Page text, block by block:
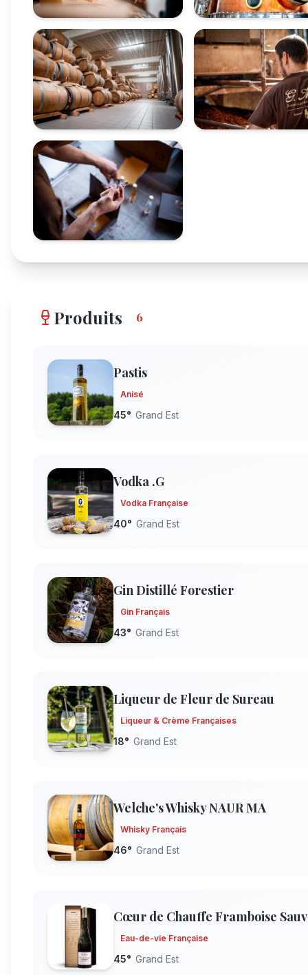
Produits 6
Pastis
Anisé
45° Grand Est
Vodka .G
Vodka Française
40° Grand Est
Gin Distillé Forestier
Gin Français
43° Grand Est
Liqueur de Fleur de Sureau
Liqueur & Crème Françaises
18° Grand Est
Welche's Whisky NAUR MA
Whisky Français
46° Grand Est
Cœur de Chauffe Framboise
Eau-de-vie Française
45° Grand Est